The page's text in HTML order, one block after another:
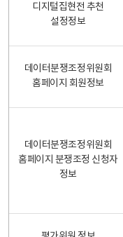
디지털집현전 추천
설정정보
데이터분쟁조정위원회
홈페이지 회원정보
데이터분쟁조정위원회
홈페이지 분쟁조정 신청자
정보